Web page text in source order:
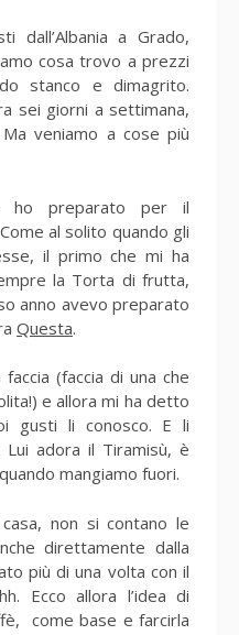
dall’Albania a Grado,
cosa trovo a prezzi
stanco e dimagrito.
sei giorni a settimana,
veniamo a cose più
ho preparato per il
al solito quando gli
il primo che mi ha
la Torta di frutta,
anno avevo preparato
Questa.
(faccia di una che
e allora mi ha detto
gusti li conosco. E li
adora il Tiramisù, è
mangiamo fuori.
non si contano le
direttamente dalla
più di una volta con il
Ecco allora l’idea di
come base e farcirla